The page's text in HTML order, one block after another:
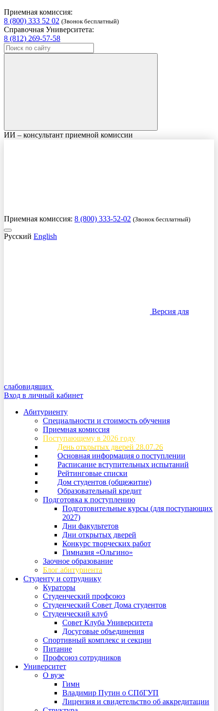
Приемная комиссия:
8 (800) 333 52 02 (Звонок бесплатный)
Справочная Университета:
8 (812) 269-57-58
ИИ – консультант приемной комиссии
Приемная комиссия: 8 (800) 333-52-02 (Звонок бесплатный)
Русский English
Версия для
слабовидящих
Вход в личный кабинет
Абитуриенту
Специальности и стоимость обучения
Приемная комиссия
Поступающему в 2026 году
День открытых дверей 28.07.26
Основная информация о поступлении
Расписание вступительных испытаний
Рейтинговые списки
Дом студентов (общежитие)
Образовательный кредит
Подготовка к поступлению
Подготовительные курсы (для поступающих
2027)
Дни факультетов
Дни открытых дверей
Конкурс творческих работ
Гимназия «Ольгино»
Заочное образование
Блог абитуриента
Студенту и сотруднику
Кураторы
Студенческий профсоюз
Студенческий Совет Дома студентов
Студенческий клуб
Совет Клуба Университета
Досуговые объединения
Спортивный комплекс и секции
Питание
Профсоюз сотрудников
Университет
О вузе
Гимн
Владимир Путин о СПбГУП
Лицензия и свидетельство об аккредитации